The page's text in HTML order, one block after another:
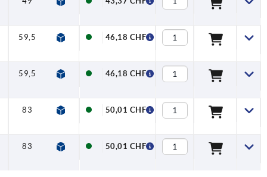
59,5 35,5 13 7,5 15,7
46,18 CHF
59,5 35,5 13 7,5 15,7
46,18 CHF
83 44 18,5 7,5 19,5
50,01 CHF
83 44 18,5 7,5 19,5
50,01 CHF